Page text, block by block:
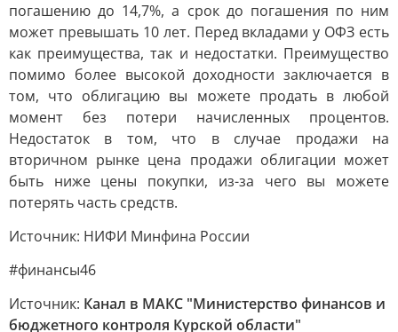
погашению до 14,7%, а срок до погашения по ним
может превышать 10 лет. Перед вкладами у ОФЗ есть
как преимущества, так и недостатки. Преимущество
помимо более высокой доходности заключается в
том, что облигацию вы можете продать в любой
момент без потери начисленных процентов.
Недостаток в том, что в случае продажи на
вторичном рынке цена продажи облигации может
быть ниже цены покупки, из-за чего вы можете
потерять часть средств.
Источник: НИФИ Минфина России
#финансы46
Источник: Канал в МАКС "Министерство финансов и
бюджетного контроля Курской области"